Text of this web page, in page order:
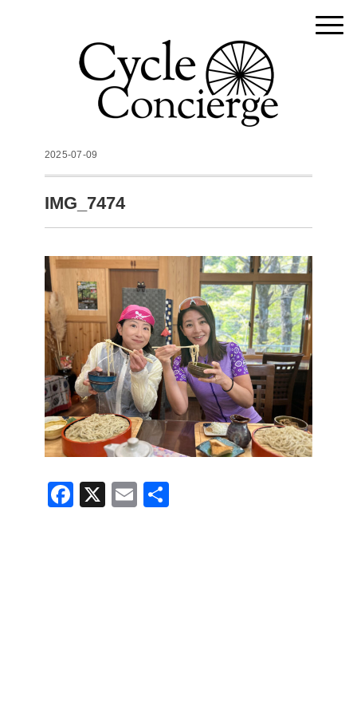
2025-07-09
IMG_7474
F
X
E